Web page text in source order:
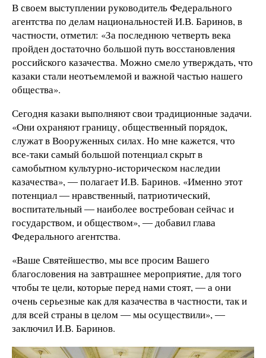
В своем выступлении руководитель Федерального
агентства по делам национальностей И.В. Баринов, в
частности, отметил: «За последнюю четверть века
пройден достаточно большой путь восстановления
российского казачества. Можно смело утверждать, что
казаки стали неотъемлемой и важной частью нашего
общества».
Сегодня казаки выполняют свои традиционные задачи.
«Они охраняют границу, общественный порядок,
служат в Вооруженных силах. Но мне кажется, что
все-таки самый большой потенциал скрыт в
самобытном культурно-историческом наследии
казачества», ― полагает И.В. Баринов. «Именно этот
потенциал ― нравственный, патриотический,
воспитательный ― наиболее востребован сейчас и
государством, и обществом», ― добавил глава
Федерального агентства.
«Ваше Святейшество, мы все просим Вашего
благословения на завтрашнее мероприятие, для того
чтобы те цели, которые перед нами стоят, ― а они
очень серьезные как для казачества в частности, так и
для всей страны в целом ― мы осуществили», ―
заключил И.В. Баринов.